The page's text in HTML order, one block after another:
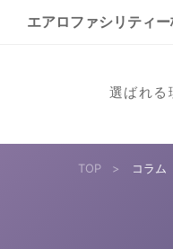
エアロファシリティ
選ばれる
TOP > コラム